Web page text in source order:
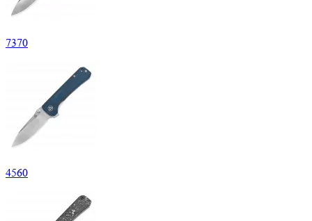
7370
4560